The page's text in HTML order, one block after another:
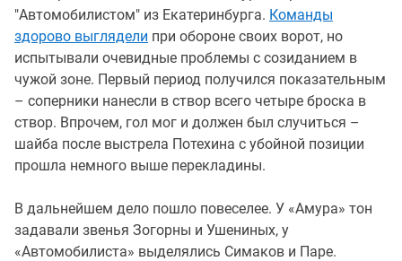
"Автомобилистом" из Екатеринбурга. Команды
здорово выглядели при обороне своих ворот, но
испытывали очевидные проблемы с созиданием в
чужой зоне. Первый период получился показательным
– соперники нанесли в створ всего четыре броска в
створ. Впрочем, гол мог и должен был случиться –
шайба после выстрела Потехина с убойной позиции
прошла немного выше перекладины.
В дальнейшем дело пошло повеселее. У «Амура» тон
задавали звенья Зогорны и Ушениных, у
«Автомобилиста» выделялись Симаков и Паре.